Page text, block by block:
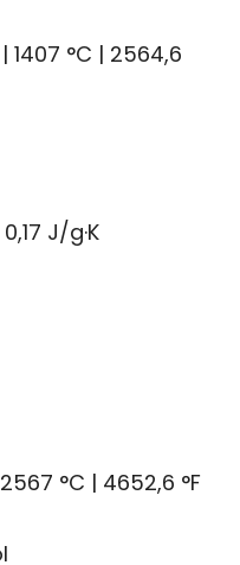
| 1407 °C | 2564,6
0,17 J/g·K
°C | 4652,6 °F